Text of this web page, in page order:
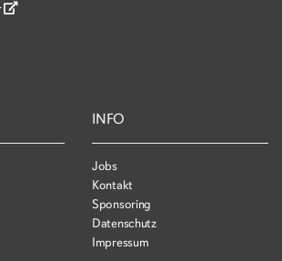
INFO
Jobs
Kontakt
Sponsoring
Datenschutz
Impressum